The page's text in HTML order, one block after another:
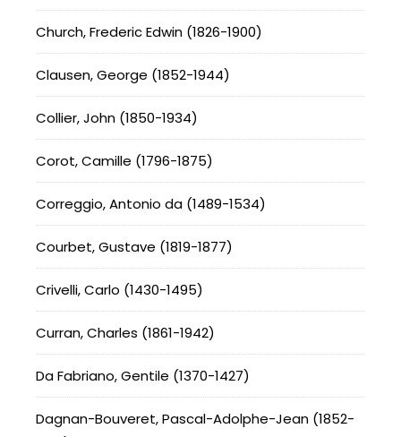
Church, Frederic Edwin (1826-1900)
Clausen, George (1852-1944)
Collier, John (1850-1934)
Corot, Camille (1796-1875)
Correggio, Antonio da (1489-1534)
Courbet, Gustave (1819-1877)
Crivelli, Carlo (1430-1495)
Curran, Charles (1861-1942)
Da Fabriano, Gentile (1370-1427)
Dagnan-Bouveret, Pascal-Adolphe-Jean (1852-